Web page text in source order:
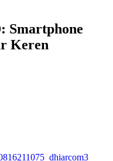
Smartphone
Keren